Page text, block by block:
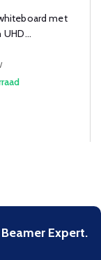
met
UHD
resolutie
Expert.